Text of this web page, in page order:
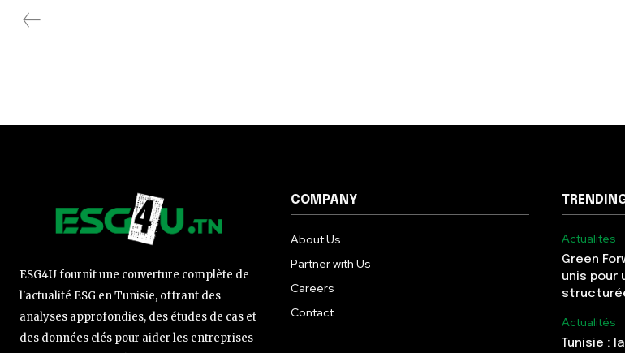
ESG4U fournit une couverture complète de
l'actualité ESG en Tunisie, offrant des
analyses approfondies, des études de cas et
des données clés pour aider les entreprises
COMPANY
About Us
Partner with Us
Careers
Contact
Actualités
Green
unis pour
Actualités
Tunisie :